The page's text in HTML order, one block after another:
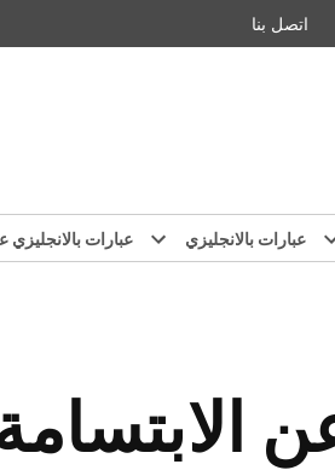
اتصل بنا
عبارات بالانجليزي عبارات بالانجليزي